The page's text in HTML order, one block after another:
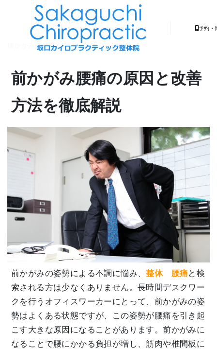
予約・
前かがみで腰痛が起こる原因とその対策
前かがみ腰痛の原因と改善
方法を徹底解説
前かがみの姿勢による不調に悩み、整体 腰痛と検
索される方は少なくありません。長時間デスクワー
クを行うオフィスワーカーにとって、前かがみの姿
勢はよくある状態ですが、この姿勢が腰痛を引き起
こす大きな原因になることがあります。前かがみに
なることで腰にかかる負担が増し、筋肉や椎間板に